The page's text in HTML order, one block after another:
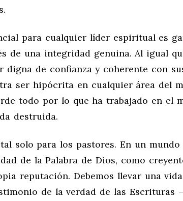
para cualquier líder espiritual es
de una integridad genuina. Al igual
digna de confianza y coherente con
ser hipócrita en cualquier área del
todo por lo que ha trabajado en el
destruida.
solo para los pastores. En un
de la Palabra de Dios, como
reputación. Debemos llevar una
de la verdad de las Escrituras